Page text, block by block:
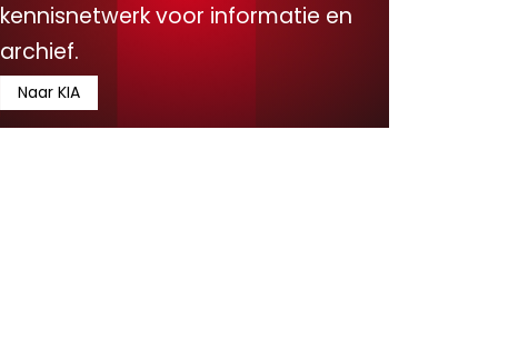
kennisnetwerk voor informatie en
archief.
Naar KIA